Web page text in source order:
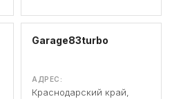
Garage83turbo
АДРЕС:
Краснодарский край,